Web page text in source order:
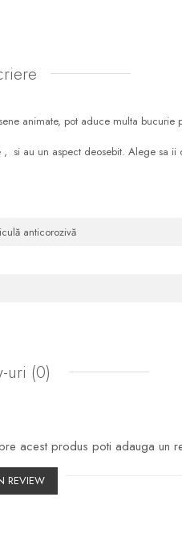
animate, pot aduce multa bucurie
si au un aspect deosebit. Alege sa ii
anticorozivă
uri (0)
acest produs poti adauga un
REVIEW